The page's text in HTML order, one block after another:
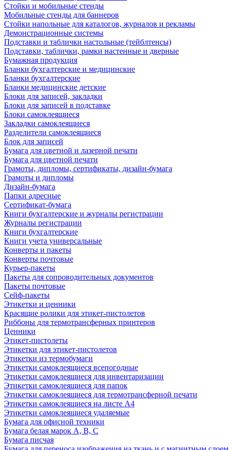
Стойки и мобильные стенды
Мобильные стенды для баннеров
Стойки напольные для каталогов, журналов и рекламы
Демонстрационные системы
Подставки и таблички настольные (тейблтенсы)
Подставки, таблички, рамки настенные и дверные
Бумажная продукция
Бланки бухгалтерские и медицинские
Бланки бухгалтерские
Бланки медицинские детские
Блоки для записей, закладки
Блоки для записей в подставке
Блоки самоклеящиеся
Закладки самоклеящиеся
Разделители самоклеящиеся
Блок для записей
Бумага для цветной и лазерной печати
Бумага для цветной печати
Грамоты, дипломы, сертификаты, дизайн-бумага
Грамоты и дипломы
Дизайн-бумага
Папки адресные
Сертификат-бумага
Книги бухгалтерские и журналы регистрации
Журналы регистрации
Книги бухгалтерские
Книги учета универсальные
Конверты и пакеты
Конверты почтовые
Курьер-пакеты
Пакеты для сопроводительных документов
Пакеты почтовые
Сейф-пакеты
Этикетки и ценники
Красящие ролики для этикет-пистолетов
Риббоны для термотрансферных принтеров
Ценники
Этикет-пистолеты
Этикетки для этикет-пистолетов
Этикетки из термобумаги
Этикетки самоклеящиеся всепогодные
Этикетки самоклеящиеся для инвентаризации
Этикетки самоклеящиеся для папок
Этикетки самоклеящиеся для термотрансферной печати
Этикетки самоклеящиеся на листе А4
Этикетки самоклеящиеся удаляемые
Бумага для офисной техники
Бумага белая марок А, В, С
Бумага писчая